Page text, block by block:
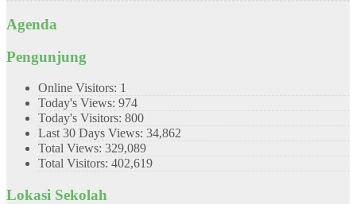
Agenda
Pengunjung
Online Visitors: 1
Today's Views: 974
Today's Visitors: 800
Last 30 Days Views: 34,862
Total Views: 329,089
Total Visitors: 402,619
Lokasi Sekolah